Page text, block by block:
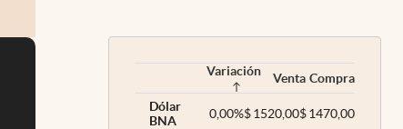
Variación Venta Compra
Dólar
BNA
0,00%$1520,00$1470,00